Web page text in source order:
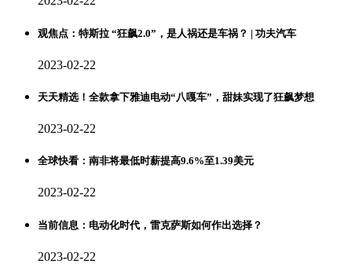
观焦点：特斯拉 “狂飙2.0”，是人祸还是车祸？ | 功夫汽车
2023-02-22
天天精选！全款拿下雅迪电动“八嘎车”，甜妹实现了狂飙梦想
2023-02-22
全球快看：南非将最低时薪提高9.6%至1.39美元
2023-02-22
当前信息：电动化时代，雷克萨斯如何作出选择？
2023-02-22